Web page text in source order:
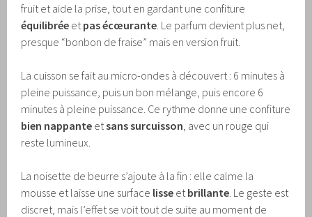
fruit et aide la prise, tout en gardant une confiture
équilibrée et pas écœurante . Le parfum devient plus net,
presque “bonbon de fraise” mais en version fruit.
La cuisson se fait au micro-ondes à découvert : 6 minutes à
pleine puissance, puis un bon mélange, puis encore 6
minutes à pleine puissance. Ce rythme donne une confiture
bien nappante etsans surcuisson , avec un rouge qui
reste lumineux.
La noisette de beurre s’ajoute à la fin : elle calme la
mousse et laisse une surface lisse et brillante . Le geste est
discret, mais l’effet se voit tout de suite au moment de